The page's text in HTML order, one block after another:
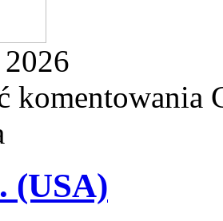
komentowania
(USA)